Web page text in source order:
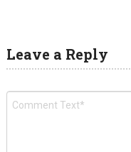
Leave a Reply